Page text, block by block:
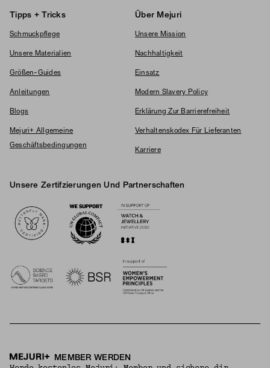
Tipps + Tricks
Schmuckpflege
Unsere Materialien
Größen-Guides
Anleitungen
Blogs
Mejuri+ Allgemeine
Geschäftsbedingungen
Über Mejuri
Unsere Mission
Nachhaltigkeit
Einsatz
Modern Slavery Policy
Erklärung Zur Barrierefreiheit
Verhaltenskodex Für Lieferanten
Karriere
Unsere Zertifzierungen Und Partnerschaften
MEMBER WERDEN